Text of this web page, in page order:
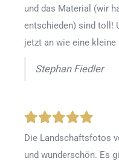
und das Material (wir
entschieden) sind toll!
jetzt an wie eine
Stephan Fiedler
Die Landschaftsfotos
und wunderschön. Es